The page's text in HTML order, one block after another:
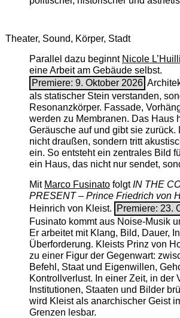
Theater, Sound, Körper, Stadt
Parallel dazu beginnt Nicole
eine Arbeit am Gebäude selbst.
Premiere: 9. Oktober 2026
als statischer Stein verstanden,
Resonanzkörper. Fassade,
werden zu Membranen. Das Haus
Geräusche auf und gibt sie zurück.
nicht draußen, sondern tritt
ein. So entsteht ein zentrales Bild
ein Haus, das nicht nur sendet,
Mit Marco FusinatofolgtIN THE
PRESENT – Prince Friedrich von
Heinrich von Kleist.
Premiere: 23.
Fusinato kommt aus Noise-Musik
Er arbeitet mit Klang, Bild, Dauer,
Überforderung. Kleists Prinz von
zu einer Figur der Gegenwart:
Befehl, Staat und Eigenwillen,
Kontrollverlust. In einer Zeit, in der
Institutionen, Staaten und Bilder
wird Kleist als anarchischer Geist
Grenzen lesbar.